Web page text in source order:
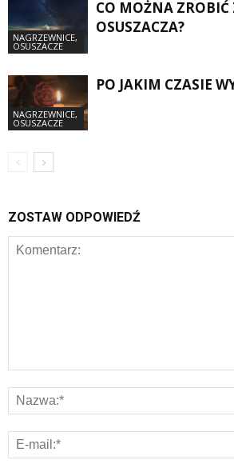
NAGRZEWNICE,
OSUSZACZE
CO MOŻNA ZROBIĆ
OSUSZACZA?
NAGRZEWNICE,
OSUSZACZE
PO JAKIM CZASIE
ZOSTAW ODPOWIEDŹ